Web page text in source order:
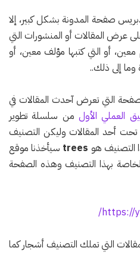
صفحة المدونة بشكل كبير، إلا
عرض المقالات أو المنشورات التي
أو التي كتبها مؤلف معين، أو
إلى ذلك..
التي تعرض آحدث المقالات في
العملي الأول من سلسلة تطوير
تحت أحد المقالات وليكن التصنيف
التصنيف هو trees سيأخذنا موقع
بهذا التصنيف وهذه الصفحة
https://
/
التي تملك التصنيف أشجار كما